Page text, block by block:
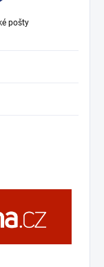
pošty